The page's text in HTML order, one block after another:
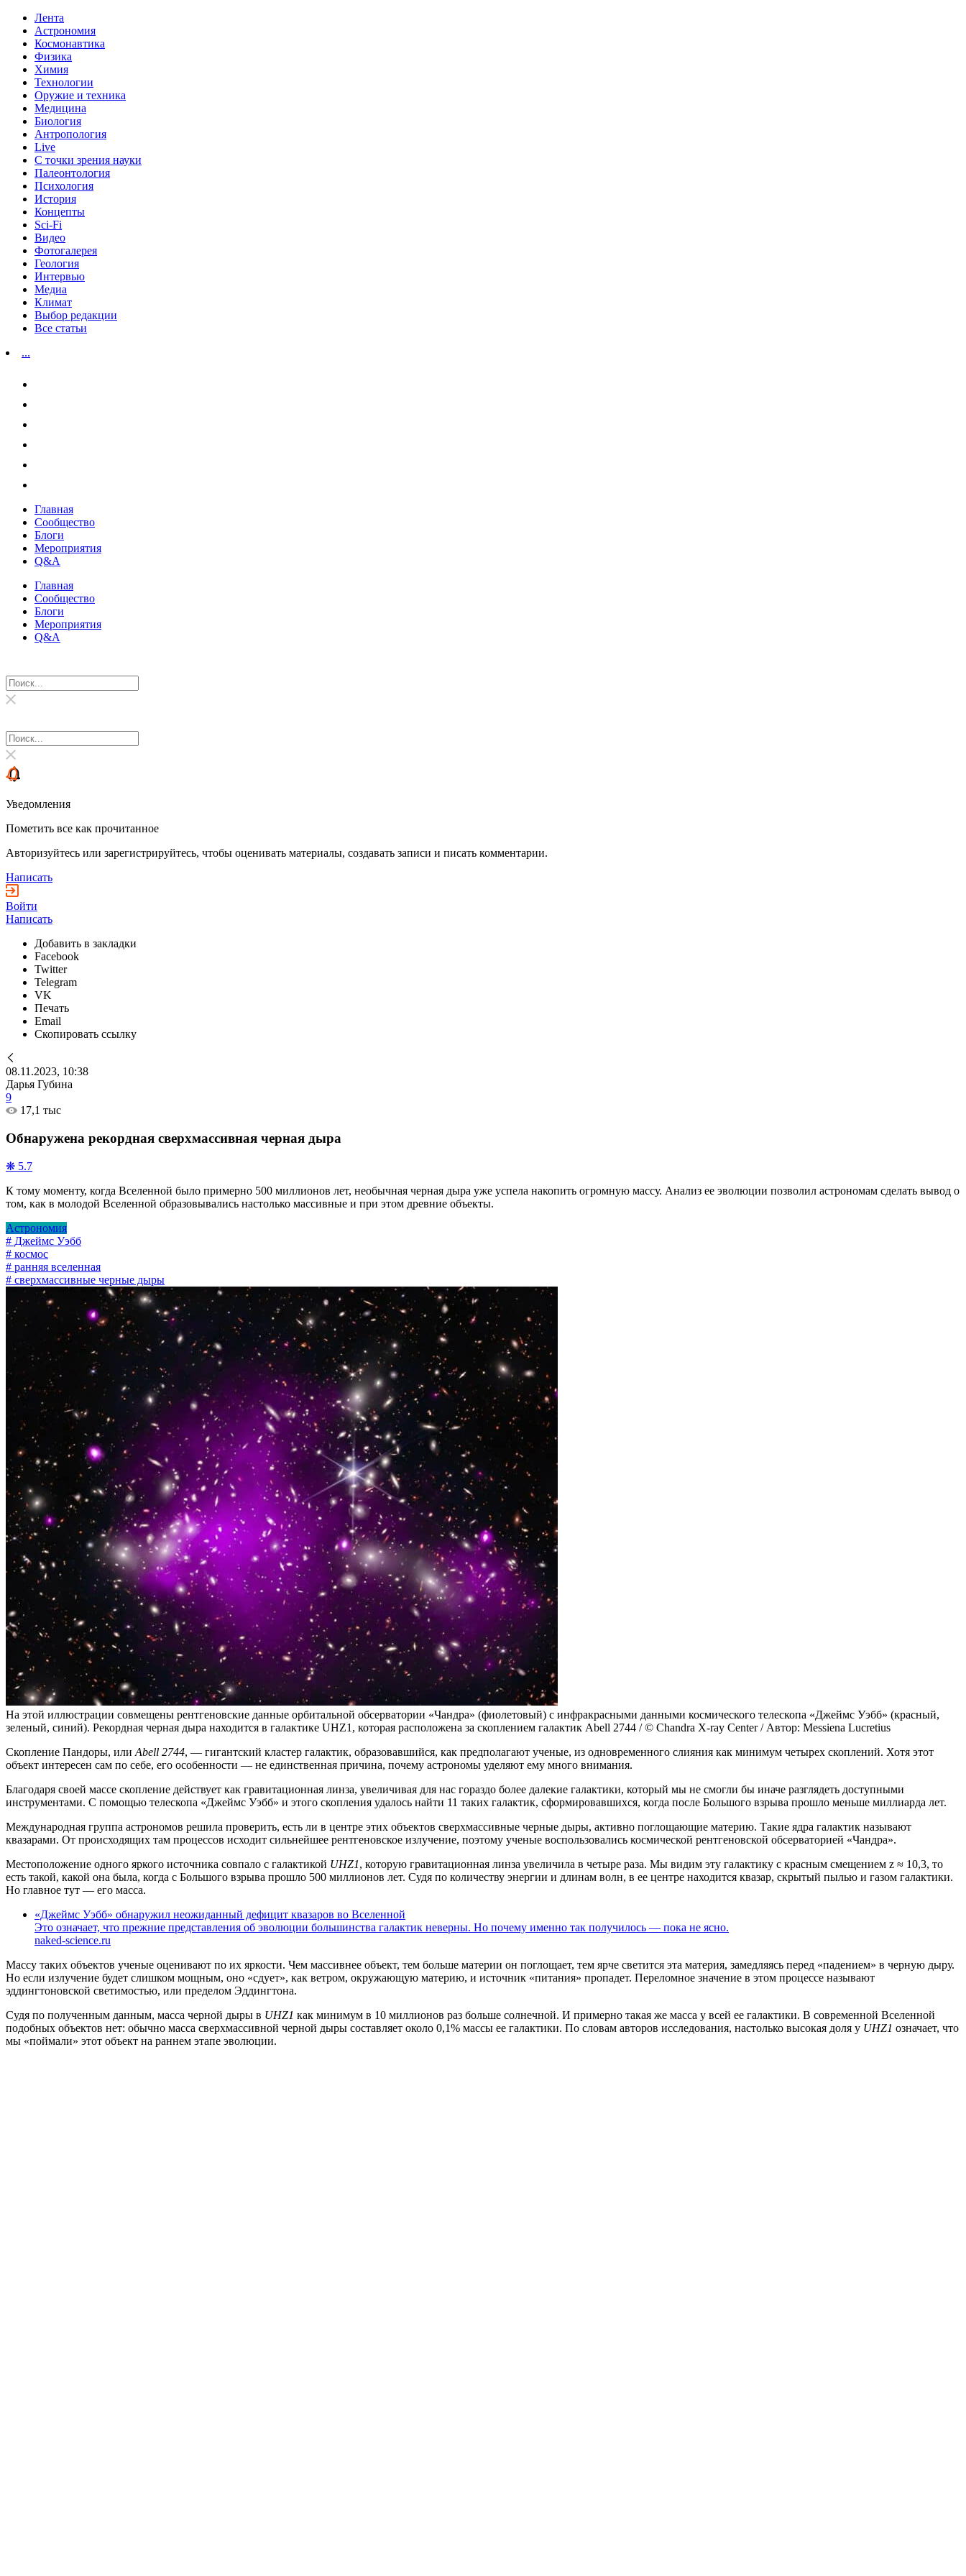
Лента
Астрономия
Космонавтика
Физика
Химия
Технологии
Оружие и техника
Медицина
Биология
Антропология
Live
С точки зрения науки
Палеонтология
Психология
История
Концепты
Sci-Fi
Видео
Фотогалерея
Геология
Интервью
Медиа
Климат
Выбор редакции
Все статьи
...
Главная
Сообщество
Блоги
Мероприятия
Q&A
Главная
Сообщество
Блоги
Мероприятия
Q&A
Уведомления
Пометить все как прочитанное
Авторизуйтесь или зарегистрируйтесь, чтобы оценивать материалы, создавать записи и писать комментарии.
Написать
Войти
Написать
Добавить в закладки
Facebook
Twitter
Telegram
VK
Печать
Email
Скопировать ссылку
08.11.2023, 10:38
Дарья Губина
9
17,1 тыс
Обнаружена рекордная сверхмассивная черная дыра
❋ 5.7
К тому моменту, когда Вселенной было примерно 500 миллионов лет, необычная черная дыра уже успела накопить огромную массу. Анализ ее эволюции позволил астрономам сделать вывод о
том, как в молодой Вселенной образовывались настолько массивные и при этом древние объекты.
Астрономия
# Джеймс Уэбб
# космос
# ранняя вселенная
# сверхмассивные черные дыры
На этой иллюстрации совмещены рентгеновские данные орбитальной обсерватории «Чандра» (фиолетовый) с инфракрасными данными космического телескопа «Джеймс Уэбб» (красный,
зеленый, синий). Рекордная черная дыра находится в галактике UHZ1, которая расположена за скоплением галактик Abell 2744 / © Chandra X-ray Center / Автор: Messiena Lucretius
Скопление Пандоры, илиAbell 2744, — гигантский кластер галактик, образовавшийся, как предполагают ученые, из одновременного слияния как минимум четырех скоплений. Хотя этот
объект интересен сам по себе, его особенности — не единственная причина, почему астрономы уделяют ему много внимания.
Благодаря своей массе скопление действует как гравитационная линза, увеличивая для нас гораздо более далекие галактики, который мы не смогли бы иначе разглядеть доступными
инструментами. С помощью телескопа «Джеймс Уэбб» и этого скопления удалось найти 11 таких галактик, сформировавшихся, когда после Большого взрыва прошло меньше миллиарда лет.
Международная группа астрономов решила проверить, есть ли в центре этих объектов сверхмассивные черные дыры, активно поглощающие материю. Такие ядра галактик называют
квазарами. От происходящих там процессов исходит сильнейшее рентгеновское излучение, поэтому ученые воспользовались космической рентгеновской обсерваторией «Чандра».
Местоположение одного яркого источника совпало с галактикой UHZ1, которую гравитационная линза увеличила в четыре раза. Мы видим эту галактику с красным смещением z ≈ 10,3, то
есть такой, какой она была, когда с Большого взрыва прошло 500 миллионов лет. Судя по количеству энергии и длинам волн, в ее центре находится квазар, скрытый пылью и газом галактики.
Но главное тут — его масса.
«Джеймс Уэбб» обнаружил неожиданный дефицит квазаров во Вселенной
Это означает, что прежние представления об эволюции большинства галактик неверны. Но почему именно так получилось — пока не ясно.
naked-science.ru
Массу таких объектов ученые оценивают по их яркости. Чем массивнее объект, тем больше материи он поглощает, тем ярче светится эта материя, замедляясь перед «падением» в черную дыру.
Но если излучение будет слишком мощным, оно «сдует», как ветром, окружающую материю, и источник «питания» пропадет. Переломное значение в этом процессе называют
эддингтоновской светимостью, или пределом Эддингтона.
Судя по полученным данным, масса черной дыры в UHZ1 как минимум в 10 миллионов раз больше солнечной. И примерно такая же масса у всей ее галактики. В современной Вселенной
подобных объектов нет: обычно масса сверхмассивной черной дыры составляет около 0,1% массы ее галактики. По словам авторов исследования, настолько высокая доля у UHZ1 означает, что
мы «поймали» этот объект на раннем этапе эволюции.